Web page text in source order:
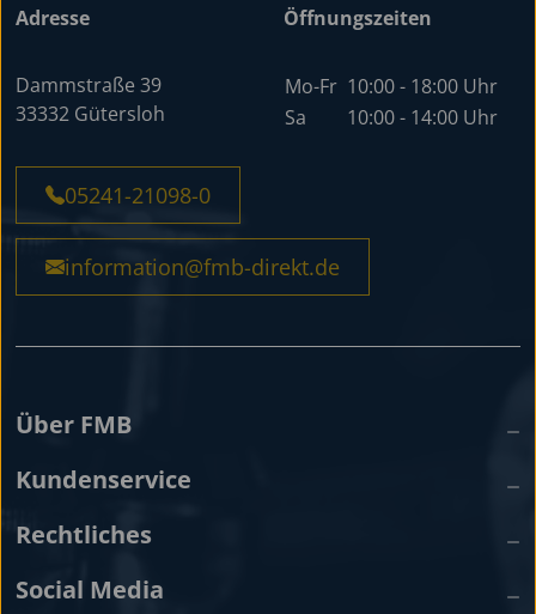
Adresse
Dammstraße 39
33332 Gütersloh
Öffnungszeiten
Mo-Fr 10:00 - 18:00 Uhr
Sa
10:00 - 14:00 Uhr
05241-21098-0
information@fmb-direkt.de
Über FMB
Kundenservice
Rechtliches
Social Media